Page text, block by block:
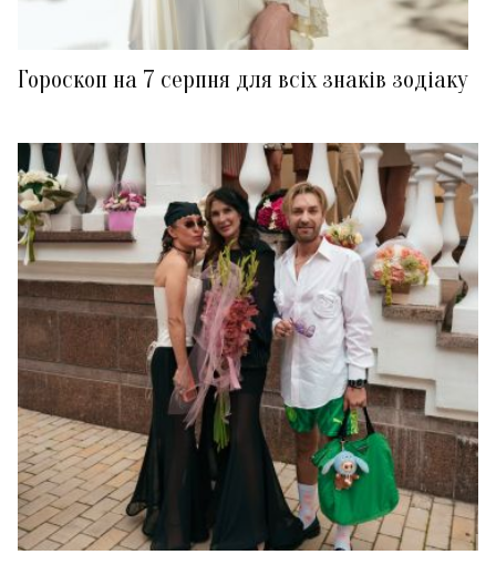
Гороскоп на 7 серпня для всіх знаків зодіаку